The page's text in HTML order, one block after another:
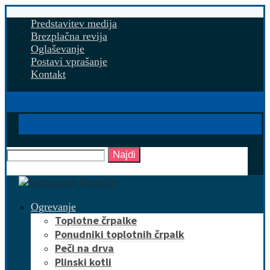
Predstavitev medija
Brezplačna revija
Oglaševanje
Postavi vprašanje
Kontakt
Najdi
Ogrevanje
Toplotne črpalke
Ponudniki toplotnih črpalk
Peči na drva
Plinski kotli